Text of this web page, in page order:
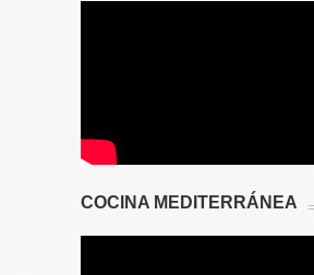
COCINA MEDITERRÁNEA